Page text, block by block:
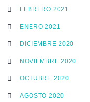
FEBRERO 2021
ENERO 2021
DICIEMBRE 2020
NOVIEMBRE 2020
OCTUBRE 2020
AGOSTO 2020